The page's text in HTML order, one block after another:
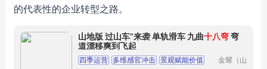
的代表性的企业转型之路。
山地版 过山车”来袭 单轨滑车 九曲十八弯弯
道漂移爽到飞起
四季运营 多维感官冲击 景观赋能价值
金耀（山